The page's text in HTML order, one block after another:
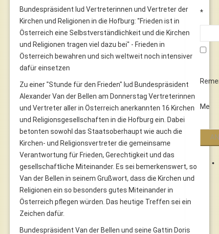
*
Me
Bundespräsident lud Vertreterinnen und Vertreter der
Kirchen und Religionen in die Hofburg: "Frieden ist in
Österreich eine Selbstverständlichkeit und die Kirchen
und Religionen tragen viel dazu bei" - Frieden in
Österreich bewahren und sich weltweit noch intensiver
dafür einsetzen
Zu einer "Stunde für den Frieden" lud Bundespräsident
Alexander Van der Bellen am Donnerstag Vertreterinnen
und Vertreter aller in Österreich anerkannten 16 Kirchen
und Religionsgesellschaften in die Hofburg ein. Dabei
betonten sowohl das Staatsoberhaupt wie auch die
Kirchen- und Religionsvertreter die gemeinsame
Verantwortung für Frieden, Gerechtigkeit und das
gesellschaftliche Miteinander. Es sei bemerkenswert, so
Van der Bellen in seinem Grußwort, dass die Kirchen und
Religionen ein so besonders gutes Miteinander in
Österreich pflegen würden. Das heutige Treffen sei ein
Zeichen dafür.
Bundespräsident Van der Bellen und seine Gattin Doris